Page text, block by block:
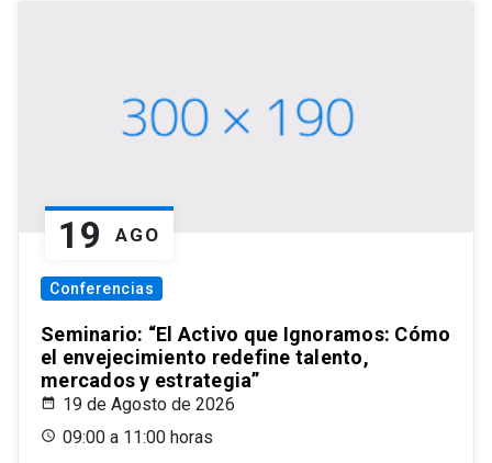
19 AGO
Conferencias
Seminario: “El Activo que Ignoramos: Cómo
el envejecimiento redefine talento,
mercados y estrategia”
19 de Agosto de 2026
09:00 a 11:00 horas